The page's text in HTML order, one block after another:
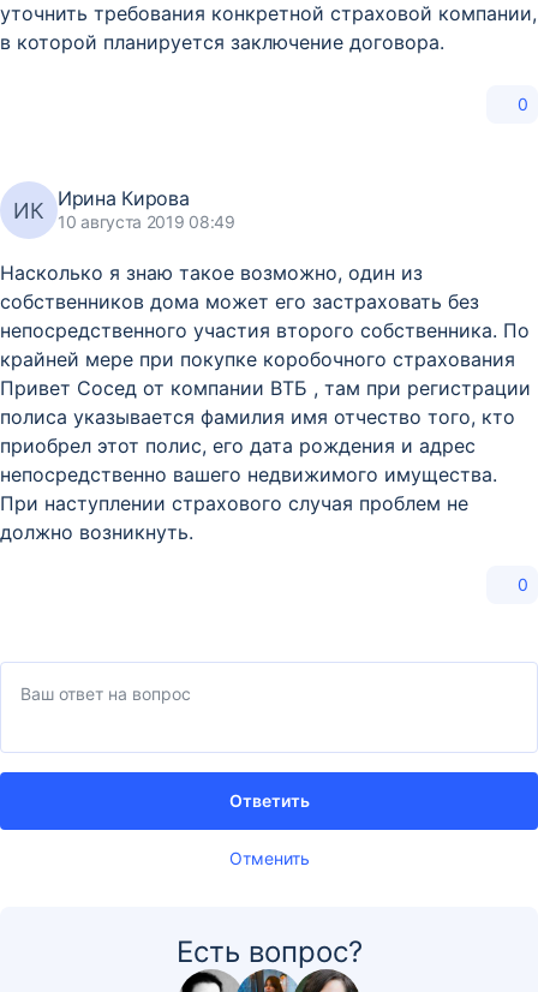
уточнить требования конкретной страховой компании,
в которой планируется заключение договора.
0
ИК Ирина Кирова
10 августа 2019 08:49
Насколько я знаю такое возможно, один из
собственников дома может его застраховать без
непосредственного участия второго собственника. По
крайней мере при покупке коробочного страхования
Привет Сосед от компании ВТБ , там при регистрации
полиса указывается фамилия имя отчество того, кто
приобрел этот полис, его дата рождения и адрес
непосредственно вашего недвижимого имущества.
При наступлении страхового случая проблем не
должно возникнуть.
0
Отменить
Ответить
Есть вопрос?